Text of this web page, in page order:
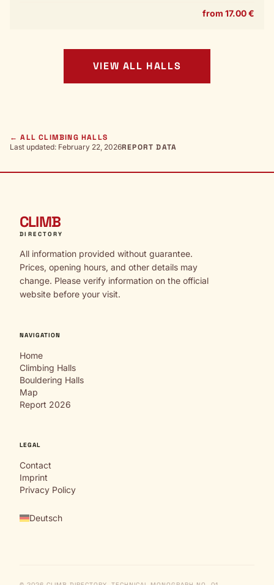
from 17.00 €
VIEW ALL HALLS
← ALL CLIMBING HALLS
Last updated: February 22, 2026REPORT DATA
CLIMB
DIRECTORY
All information provided without guarantee.
Prices, opening hours, and other details may
change. Please verify information on the official
website before your visit.
NAVIGATION
Home
Climbing Halls
Bouldering Halls
Map
Report 2026
LEGAL
Contact
Imprint
Privacy Policy
Deutsch